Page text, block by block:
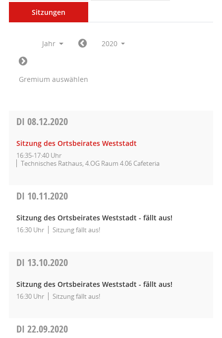
Sitzungen
Jahr 2020
Gremium auswählen
DI 08.12.2020
Sitzung des Ortsbeirates Weststadt
16:35-17:40 Uhr
Technisches Rathaus, 4.OG Raum 4.06 Cafeteria
DI 10.11.2020
Sitzung des Ortsbeirates Weststadt - fällt aus!
16:30 Uhr Sitzung fällt aus!
DI 13.10.2020
Sitzung des Ortsbeirates Weststadt - fällt aus!
16:30 Uhr Sitzung fällt aus!
DI 22.09.2020